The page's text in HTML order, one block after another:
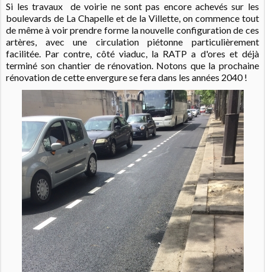
Si les travaux de voirie ne sont pas encore achevés sur les
boulevards de La Chapelle et de la Villette, on commence tout
de même à voir prendre forme la nouvelle configuration de ces
artères, avec une circulation piétonne particulièrement
facilitée. Par contre, côté viaduc, la RATP a d'ores et déjà
terminé son chantier de rénovation. Notons que la prochaine
rénovation de cette envergure se fera dans les années 2040 !